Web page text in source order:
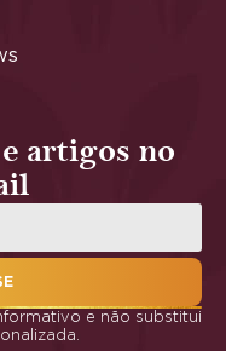
artigos no
e não substitui